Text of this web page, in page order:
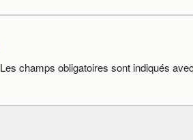
Les champs obligatoires sont indiqués avec